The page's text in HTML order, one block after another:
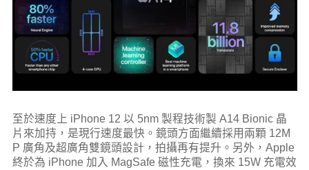
至於速度上 iPhone 12 以 5nm 製程技術製 A14 Bionic 晶
片來加持，是現行速度最快。鏡頭方面繼續採用兩顆 12M
P 廣角及超廣角雙鏡頭設計，拍攝再有提升。另外，Apple
終於為 iPhone 加入 MagSafe 磁性充電，換來 15W 充電效